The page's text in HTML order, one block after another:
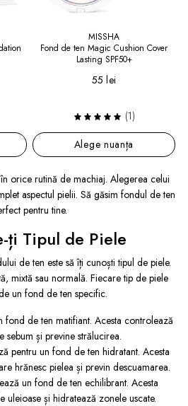
MISSHA
Fond de ten Magic Cushion Cover
Lasting SPF50+
55 lei
(1)
Alege nuanța
orice rutină de machiaj. Alegerea celui
aspectul pielii. Să găsim fondul de ten
pentru tine.
ți Tipul de Piele
de ten este să îți cunoști tipul de piele.
mixtă sau normală. Fiecare tip de piele
un fond de ten specific.
fond de ten matifiant. Acesta controlează
sebum și previne strălucirea.
pentru un fond de ten hidratant. Acesta
hrănesc pielea și previn descuamarea.
un fond de ten echilibrant. Acesta
uleioase și hidratează zonele uscate.